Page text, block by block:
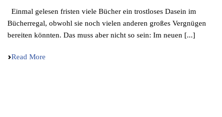
Einmal gelesen fristen viele Bücher ein trost­lo­ses Dasein im
Bücher­re­gal, obwohl sie noch vielen anderen großes Vergnü­gen
berei­ten könnten. Das muss aber nicht so sein: Im neuen [...]
Read More